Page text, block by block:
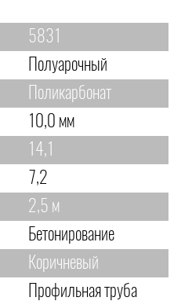
5831
Полуарочный
Поликарбонат
10,0 мм
14,1
7,2
2,5 м
Бетонирование
Коричневый
Профильная труба